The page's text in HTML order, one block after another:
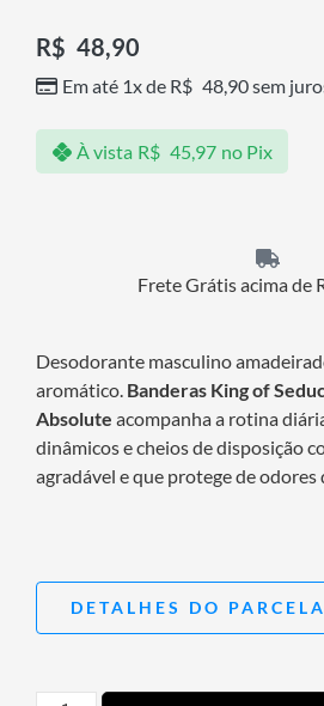
R$ 48,90
Em até 1x de R$ 48,90sem
À vista R$ 45,97 no Pix
Frete Grátis acima de
Desodorante masculino
aromático. Banderas King of
Absolute acompanha a rotina
dinâmicos e cheios de disposição
agradável e que protege de odores
DETALHES DO